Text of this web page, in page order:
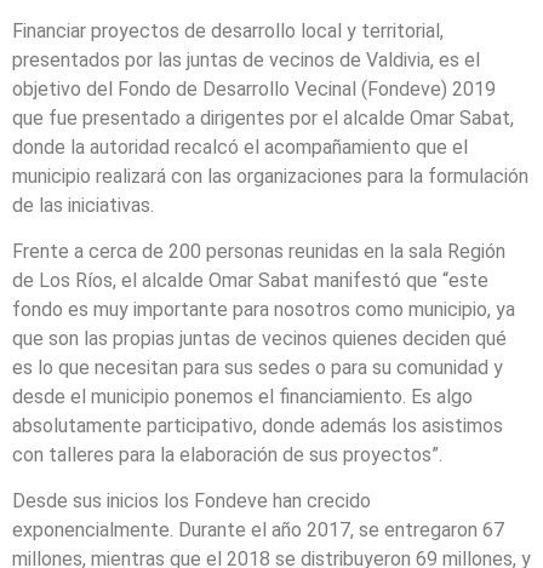
Financiar proyectos de desarrollo local y territorial,
presentados por las juntas de vecinos de Valdivia, es el
objetivo del Fondo de Desarrollo Vecinal (Fondeve) 2019
que fue presentado a dirigentes por el alcalde Omar Sabat,
donde la autoridad recalcó el acompañamiento que el
municipio realizará con las organizaciones para la formulación
de las iniciativas.
Frente a cerca de 200 personas reunidas en la sala Región
de Los Ríos, el alcalde Omar Sabat manifestó que “este
fondo es muy importante para nosotros como municipio, ya
que son las propias juntas de vecinos quienes deciden qué
es lo que necesitan para sus sedes o para su comunidad y
desde el municipio ponemos el financiamiento. Es algo
absolutamente participativo, donde además los asistimos
con talleres para la elaboración de sus proyectos”.
Desde sus inicios los Fondeve han crecido
exponencialmente. Durante el año 2017, se entregaron 67
millones, mientras que el 2018 se distribuyeron 69 millones, y